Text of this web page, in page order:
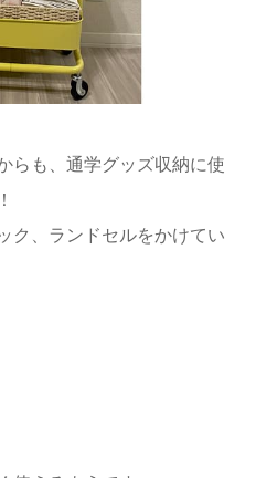
らも、通学グッズ収納に使
ク、ランドセルをかけてい